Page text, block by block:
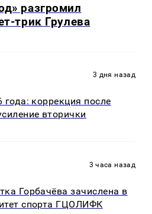
разгромил
трик Грулева
3 дня назад
коррекция после
вторички
3 часа назад
Горбачёва зачислена в
спорта ГЦОЛИФК